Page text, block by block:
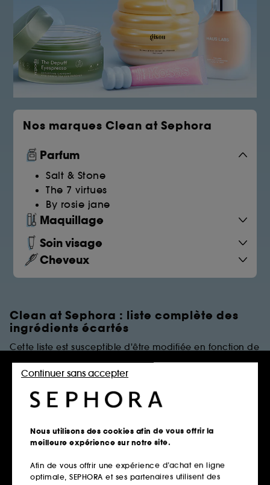
Nos marques Clean at Sephora
Parfum
Salt & Stone
The 7 virtues
By rosie jane
Maquillage
Soin visage
Cheveux
Clean at Sephora : liste complète des
ingrédients écartés
Cette liste est susceptible d'être modifiée en fonction de
PARFUMS
Règles de restrictions
Parfums Synthétiques
Nous utilisons des cookies afin de vous offrir la
meilleure expérience sur notre site.
Afin de vous offrir une expérience d’achat en ligne
optimale, SEPHORA et ses partenaires utilisent des
Continuer sans accepter